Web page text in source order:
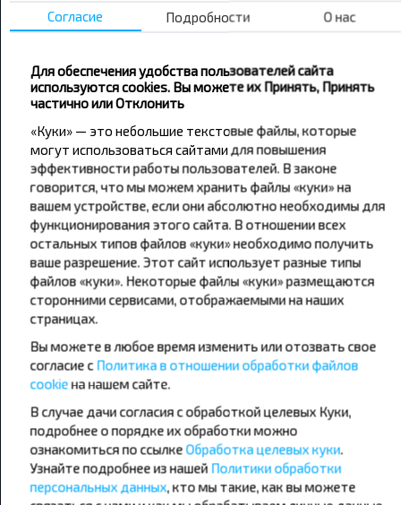
Не пропусти специальные акции, скидки и
Подпишись на получение новостей и
путешествуй с нами дешевле!
Подписаться
Популярные автобусные
направления
Орша - Могилёв
Минск - Могилёв
Минск - Пинск
Минск - Брест
Минск - Гомель
Минск - Бобруйск
Брест - Тересполь
Брест - Беловежская Пуща
Брест - Минск
Варшава - Минск
Санкт-Петербург - Минск
Согласие Подробности О нас
Для обеспечения удобства пользователей сайта
используются cookies. Вы можете их Принять, Принять
частично или Отклонить
«Куки» — это небольшие текстовые файлы, которые
могут использоваться сайтами для повышения
эффективности работы пользователей. В законе
говорится, что мы можем хранить файлы «куки» на
вашем устройстве, если они абсолютно необходимы для
функционирования этого сайта. В отношении всех
остальных типов файлов «куки» необходимо получить
ваше разрешение. Этот сайт использует разные типы
файлов «куки». Некоторые файлы «куки» размещаются
сторонними сервисами, отображаемыми на наших
страницах.
Вы можете в любое время изменить или отозвать свое
согласие сПолитика в отношении обработки файлов
cookieна нашем сайте.
В случае дачи согласия с обработкой целевых Куки,
подробнее о порядке их обработки можно
ознакомиться по ссылкеОбработка целевых куки.
Узнайте подробнее из нашей Политики обработки
персональных данных, кто мы такие, как вы можете